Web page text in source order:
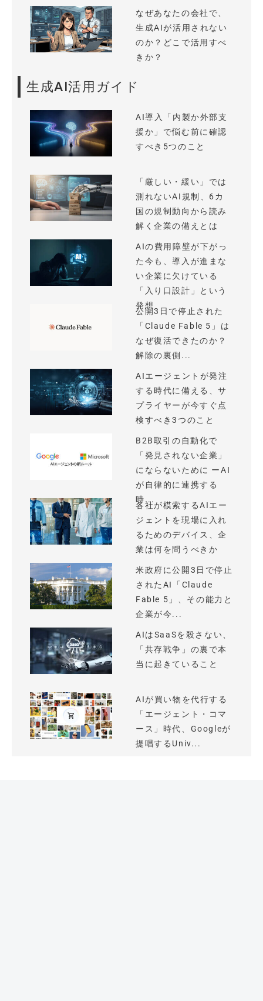
なぜあなたの会社で、
生成AIが活用されない
のか？どこで活用すべ
きか？
生成AI活用ガイド
AI導入「内製か外部支
援か」で悩む前に確認
すべき5つのこと
「厳しい・緩い」では
測れないAI規制、6カ
国の規制動向から読み
解く企業の備えとは
AIの費用障壁が下がっ
た今も、導入が進まな
い企業に欠けている
「入り口設計」という
発想
公開3日で停止された
「Claude Fable 5」は
なぜ復活できたのか？
解除の裏側...
AIエージェントが発注
する時代に備える、サ
プライヤーが今すぐ点
検すべき3つのこと
B2B取引の自動化で
「発見されない企業」
にならないために ーAI
が自律的に連携する
時...
各社が模索するAIエー
ジェントを現場に入れ
るためのデバイス、企
業は何を問うべきか
米政府に公開3日で停止
されたAI「Claude
Fable 5」、その能力と
企業が今...
AIはSaaSを殺さない、
「共存戦争」の裏で本
当に起きていること
AIが買い物を代行する
「エージェント・コマ
ース」時代、Googleが
提唱するUniv...